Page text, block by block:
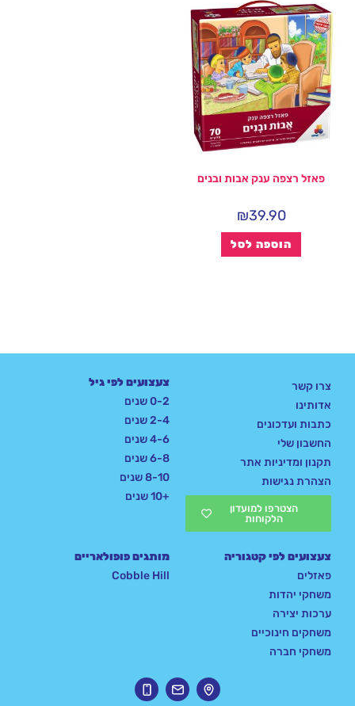
פאזל רצפה ענק אבות ובנים
₪39.90
הוספה לסל
צרו קשר
אדותינו
כתבות ועדכונים
החשבון שלי
תקנון ומדיניות אתר
הצהרת נגישות
הצטרפו למועדון
הלקוחות
צעצועים לפי גיל
0-2 שנים
2-4 שנים
4-6 שנים
6-8 שנים
8-10 שנים
+10 שנים
צעצועים לפי קטגוריה
פאזלים
משחקי יהדות
ערכות יצירה
משחקים חינוכיים
משחקי חברה
מותגים פופולאריים
Cobble Hill